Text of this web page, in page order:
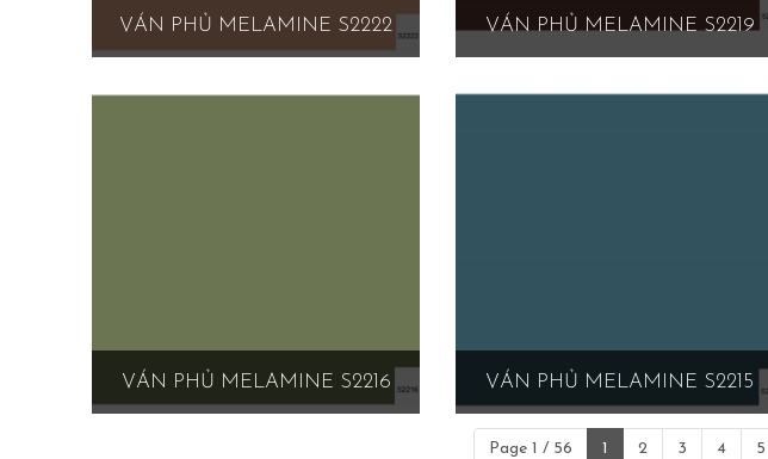
VÁN PHỦ MELAMINE S2222 VÁN PHỦ MELAMINE S2219
VÁN PHỦ MELAMINE S2216 VÁN PHỦ MELAMINE S2215
Page 1 / 56 1 2 3 4 5